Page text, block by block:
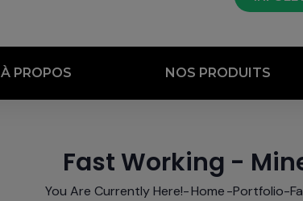
À PROPOS NOS PRODUITS
Fast Working -
You Are Currently Here!-Home-Portfolio-